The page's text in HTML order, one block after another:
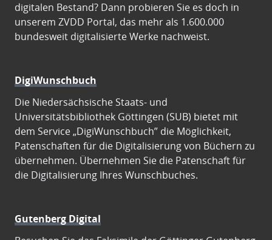
digitalen Bestand? Dann probieren Sie es doch in
unserem ZVDD Portal, das mehr als 1.600.000
bundesweit digitalisierte Werke nachweist.
DigiWunschbuch
Die Niedersächsische Staats- und
Universitätsbibliothek Göttingen (SUB) bietet mit
dem Service „DigiWunschbuch” die Möglichkeit,
Patenschaften für die Digitalisierung von Büchern zu
übernehmen. Übernehmen Sie die Patenschaft für
die Digitalisierung Ihres Wunschbuches.
Gutenberg Digital